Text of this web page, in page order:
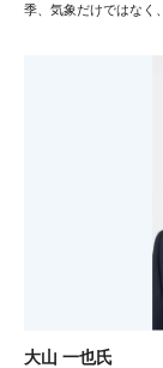
季、気象だけではなく
大山 一也氏